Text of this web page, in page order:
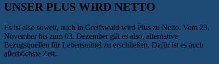
UNSER PLUS WIRD NETTO
Es ist also soweit, auch in Greifswald wird Plus zu Netto. Vom 23.
November bis zum 03. Dezember gilt es also, alternative
Bezugsquellen für Lebensmittel zu erschließen. Dafür ist es auch
allerhöchste Zeit.